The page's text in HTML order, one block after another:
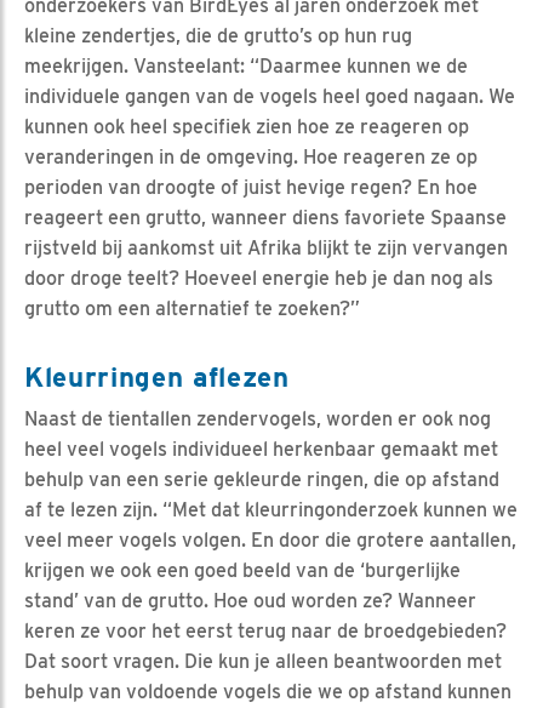
onderzoekers van BirdEyes al jaren onderzoek met
kleine zendertjes, die de grutto’s op hun rug
meekrijgen. Vansteelant: “Daarmee kunnen we de
individuele gangen van de vogels heel goed nagaan. We
kunnen ook heel specifiek zien hoe ze reageren op
veranderingen in de omgeving. Hoe reageren ze op
perioden van droogte of juist hevige regen? En hoe
reageert een grutto, wanneer diens favoriete Spaanse
rijstveld bij aankomst uit Afrika blijkt te zijn vervangen
door droge teelt? Hoeveel energie heb je dan nog als
grutto om een alternatief te zoeken?”
Kleurringen aflezen
Naast de tientallen zendervogels, worden er ook nog
heel veel vogels individueel herkenbaar gemaakt met
behulp van een serie gekleurde ringen, die op afstand
af te lezen zijn. “Met dat kleurringonderzoek kunnen we
veel meer vogels volgen. En door die grotere aantallen,
krijgen we ook een goed beeld van de ‘burgerlijke
stand’ van de grutto. Hoe oud worden ze? Wanneer
keren ze voor het eerst terug naar de broedgebieden?
Dat soort vragen. Die kun je alleen beantwoorden met
behulp van voldoende vogels die we op afstand kunnen